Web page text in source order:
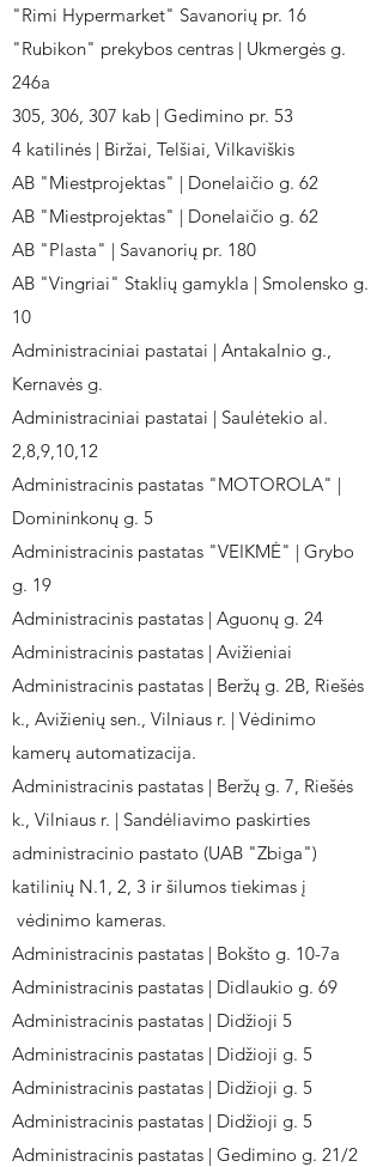
"Rimi Hypermarket" Savanorių pr. 16
"Rubikon" prekybos centras | Ukmergės g.
246a
305, 306, 307 kab | Gedimino pr. 53
4 katilinės | Biržai, Telšiai, Vilkaviškis
AB "Miestprojektas" | Donelaičio g. 62
AB "Miestprojektas" | Donelaičio g. 62
AB "Plasta" | Savanorių pr. 180
AB "Vingriai" Staklių gamykla | Smolensko g.
10
Administraciniai pastatai | Antakalnio g.,
Kernavės g.
Administraciniai pastatai | Saulėtekio al.
2,8,9,10,12
Administracinis pastatas "MOTOROLA" |
Domininkonų g. 5
Administracinis pastatas "VEIKMĖ" | Grybo
g. 19
Administracinis pastatas | Aguonų g. 24
Administracinis pastatas | Avižieniai
Administracinis pastatas | Beržų g. 2B, Riešės
k., Avižienių sen., Vilniaus r. | Vėdinimo
kamerų automatizacija.
Administracinis pastatas | Beržų g. 7, Riešės
k., Vilniaus r. | Sandėliavimo paskirties
administracinio pastato (UAB "Zbiga")
katilinių N.1, 2, 3 ir šilumos tiekimas į
vėdinimo kameras.
Administracinis pastatas | Bokšto g. 10-7a
Administracinis pastatas | Didlaukio g. 69
Administracinis pastatas | Didžioji 5
Administracinis pastatas | Didžioji g. 5
Administracinis pastatas | Didžioji g. 5
Administracinis pastatas | Didžioji g. 5
Administracinis pastatas | Gedimino g. 21/2